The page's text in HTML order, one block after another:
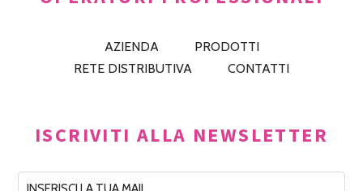
AZIENDA
PRODOTTI
RETE DISTRIBUTIVA
CONTATTI
ISCRIVITI ALLA NEWSLETTER